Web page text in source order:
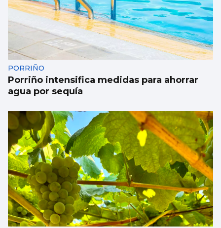
El Vaticano cerró el año 2025 con un
patrimonio neto de 2.686 millones
PORRIÑO
Porriño intensifica medidas para ahorrar
agua por sequía